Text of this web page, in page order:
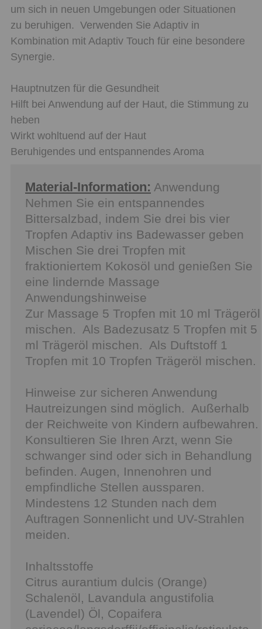
um sich in neuen Umgebungen oder Situationen
zu beruhigen. Verwenden Sie Adaptiv in
Kombination mit Adaptiv Touch für eine besondere
Synergie.
Hauptnutzen für die Gesundheit
Hilft bei Anwendung auf der Haut, die Stimmung zu
heben
Wirkt wohltuend auf der Haut
Beruhigendes und entspannendes Aroma
Material-Information: Anwendung
Nehmen Sie ein entspannendes
Bittersalzbad, indem Sie drei bis vier
Tropfen Adaptiv ins Badewasser geben
Mischen Sie drei Tropfen mit
fraktioniertem Kokosöl und genießen Sie
eine lindernde Massage
Anwendungshinweise
Zur Massage 5 Tropfen mit 10 ml Trägeröl
mischen. Als Badezusatz 5 Tropfen mit 5
ml Trägeröl mischen. Als Duftstoff 1
Tropfen mit 10 Tropfen Trägeröl mischen.
Hinweise zur sicheren Anwendung
Hautreizungen sind möglich. Außerhalb
der Reichweite von Kindern aufbewahren.
Konsultieren Sie Ihren Arzt, wenn Sie
schwanger sind oder sich in Behandlung
befinden. Augen, Innenohren und
empfindliche Stellen aussparen.
Mindestens 12 Stunden nach dem
Auftragen Sonnenlicht und UV-Strahlen
meiden.
Inhaltsstoffe
Citrus aurantium dulcis (Orange)
Schalenöl, Lavandula angustifolia
(Lavendel) Öl, Copaifera